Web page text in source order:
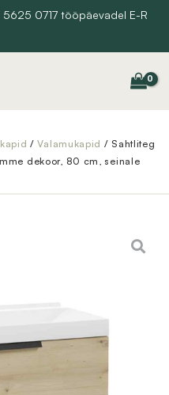
0717 tööpäevadel E-R
/Valamukapid / Sahtliteg
dekoor, 80 cm, seinale